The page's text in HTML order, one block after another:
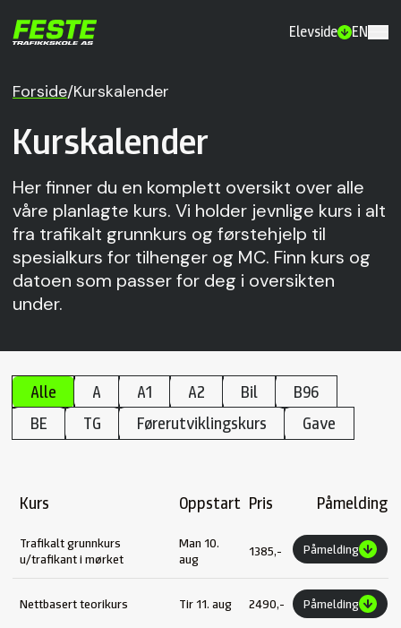
Elevside EN
Forside/Kurskalender
Kurskalender
Her finner du en komplett oversikt over alle
våre planlagte kurs. Vi holder jevnlige kurs i alt
fra trafikalt grunnkurs og førstehjelp til
spesialkurs for tilhenger og MC. Finn kurs og
datoen som passer for deg i oversikten
under.
Alle A A1 A2 Bil
B96
BE
TG Førerutviklingskurs Gave
Kurs Oppstart Pris Påmelding
Trafikalt grunnkurs
u/trafikant i mørket
Man 10.
aug
1385,- Påmelding
Nettbasert teorikurs Tir 11. aug 2490,- Påmelding